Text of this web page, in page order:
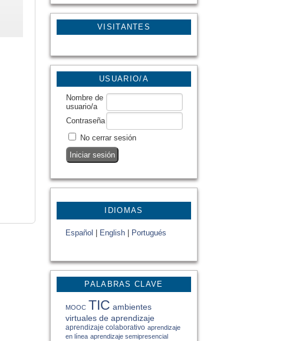
VISITANTES
USUARIO/A
Nombre de
usuario/a
Contraseña
No cerrar sesión
IDIOMAS
Español English Portugués
PALABRAS CLAVE
MOOC TIC ambientes
virtuales de aprendizaje
aprendizaje colaborativo aprendizaje
en línea aprendizaje semipresencial